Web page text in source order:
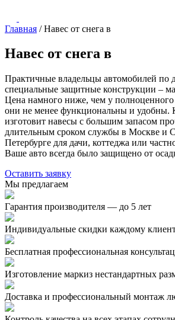
Главная /Навес от снега в
Навес от снега в
Практичные владельцы автомобилей по
специальные защитные конструкции –
Цена намного ниже, чем у
они не менее функциональны и удобны.
изготовит навесы с большим запасом
длительным сроком службы в Москве и
Петербурге для дачи, коттеджа или
Ваше авто всегда было защищено от
Оставить заявку
Мы предлагаем
Гарантия производителя — до 5 лет
Индивидуальные скидки каждому
Бесплатная профессиональная
Изготовление маркиз нестандартных
Доставка и профессиональный монтаж